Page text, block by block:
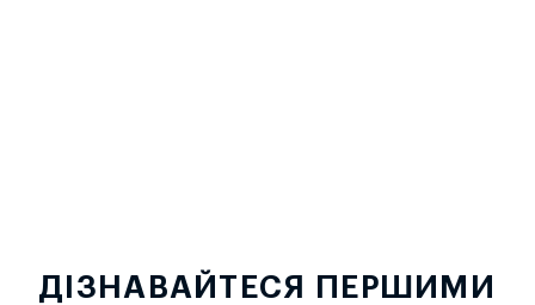
ДІЗНАВАЙТЕСЯ ПЕРШИМИ